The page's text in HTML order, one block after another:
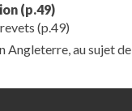
(p.49)
(p.49)
Angleterre, au sujet de